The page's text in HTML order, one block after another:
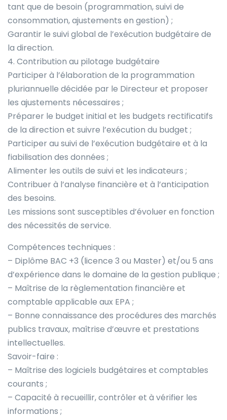
tant que de besoin (programmation, suivi de
consommation, ajustements en gestion) ;
Garantir le suivi global de l’exécution budgétaire de
la direction.
4. Contribution au pilotage budgétaire
Participer à l’élaboration de la programmation
pluriannuelle décidée par le Directeur et proposer
les ajustements nécessaires ;
Préparer le budget initial et les budgets rectificatifs
de la direction et suivre l’exécution du budget ;
Participer au suivi de l’exécution budgétaire et à la
fiabilisation des données ;
Alimenter les outils de suivi et les indicateurs ;
Contribuer à l’analyse financière et à l’anticipation
des besoins.
Les missions sont susceptibles d’évoluer en fonction
des nécessités de service.
Compétences techniques :
– Diplôme BAC +3 (licence 3 ou Master) et/ou 5 ans
d’expérience dans le domaine de la gestion publique ;
– Maîtrise de la règlementation financière et
comptable applicable aux EPA ;
– Bonne connaissance des procédures des marchés
publics travaux, maîtrise d’œuvre et prestations
intellectuelles.
Savoir-faire :
– Maîtrise des logiciels budgétaires et comptables
courants ;
– Capacité à recueillir, contrôler et à vérifier les
informations ;